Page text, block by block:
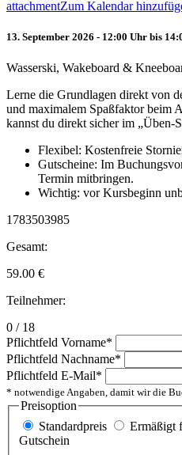
attachmentZum Kalendar
13. September 2026 - 12:00 Uhr bis
Wasserski, Wakeboard &
Lerne die Grundlagen direkt von
und maximalem Spaßfaktor beim
kannst du direkt sicher im „Üben-
Flexibel: Kostenfreie
Gutscheine: Im
Termin mitbringen.
Wichtig: vor Kursbeginn
1783503985
Gesamt:
59.00 €
Teilnehmer:
0 / 18
Pflichtfeld Vorname*
Pflichtfeld Nachname*
Pflichtfeld E-Mail*
* notwendige Angaben, damit wir die
Preisoption
Standardpreis
Ermäßigt
Gutschein